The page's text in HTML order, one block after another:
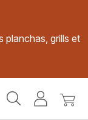
planchas, grills et
MonMon